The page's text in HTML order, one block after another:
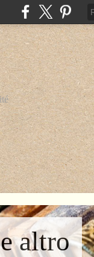
altro